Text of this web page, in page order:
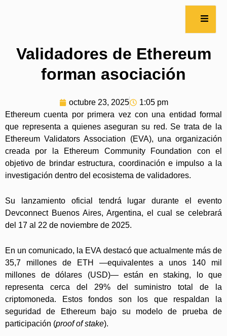
Validadores de Ethereum
forman asociación
octubre 23, 2025
1:05 pm
Ethereum cuenta por primera vez con una entidad formal
que representa a quienes aseguran su red. Se trata de la
Ethereum Validators Association (EVA), una organización
creada por la Ethereum Community Foundation con el
objetivo de brindar estructura, coordinación e impulso a la
investigación dentro del ecosistema de validadores.
Su lanzamiento oficial tendrá lugar durante el evento
Devconnect Buenos Aires, Argentina, el cual se celebrará
del 17 al 22 de noviembre de 2025.
En un comunicado, la EVA destacó que actualmente más de
35,7 millones de ETH —equivalentes a unos 140 mil
millones de dólares (USD)— están en staking, lo que
representa cerca del 29% del suministro total de la
criptomoneda. Estos fondos son los que respaldan la
seguridad de Ethereum bajo su modelo de prueba de
participación (proof of stake).